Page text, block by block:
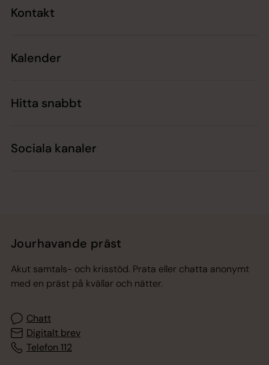
Kontakt
Kalender
Hitta snabbt
Sociala kanaler
Jourhavande präst
Akut samtals- och krisstöd. Prata eller chatta anonymt
med en präst på kvällar och nätter.
Chatt
Digitalt brev
Telefon 112